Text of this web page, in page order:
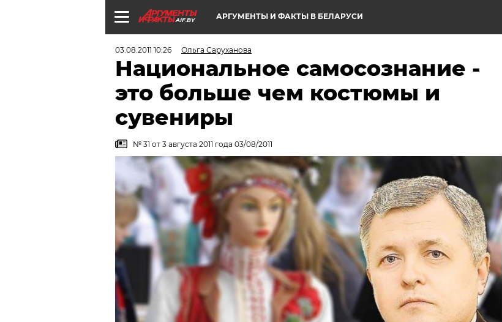
AIF.BY АРГУМЕНТЫ И ФАКТЫ В БЕЛАРУСИ
03.08.2011 10:26 Ольга Саруханова
Национальное самосознание -
это больше чем костюмы и
сувениры
№ 31 от 3 августа 2011 года 03/08/2011